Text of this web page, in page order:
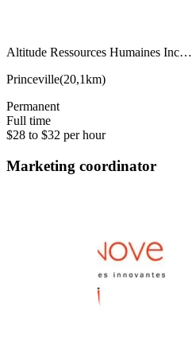
Altitude Ressources Humaines Inc…
Princeville(20,1km)
Permanent
Full time
$28 to $32 per hour
Marketing coordinator